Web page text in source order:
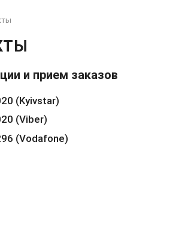
и прием заказов
(Kyivstar)
(Viber)
(Vodafone)